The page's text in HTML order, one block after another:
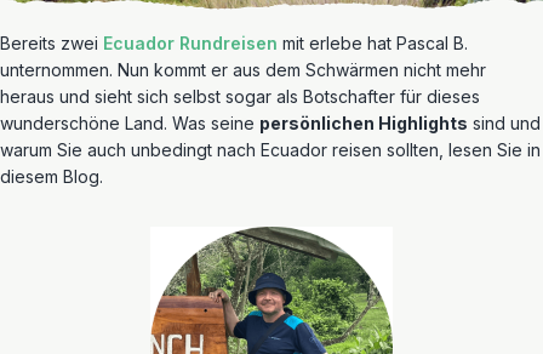
Bereits zwei Ecuador Rundreisen mit erlebe hat Pascal B.
unternommen. Nun kommt er aus dem Schwärmen nicht mehr
heraus und sieht sich selbst sogar als Botschafter für dieses
wunderschöne Land. Was seine persönlichen Highlights sind und
warum Sie auch unbedingt nach Ecuador reisen sollten, lesen Sie in
diesem Blog.